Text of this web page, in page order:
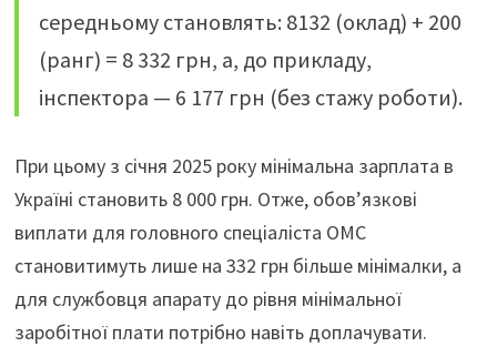
середньому становлять: 8132 (оклад) + 200
(ранг) = 8 332 грн, а, до прикладу,
інспектора — 6 177 грн (без стажу роботи).
При цьому з січня 2025 року мінімальна зарплата в
Україні становить 8 000 грн. Отже, обов’язкові
виплати для головного спеціаліста ОМС
становитимуть лише на 332 грн більше мінімалки, а
для службовця апарату до рівня мінімальної
заробітної плати потрібно навіть доплачувати.